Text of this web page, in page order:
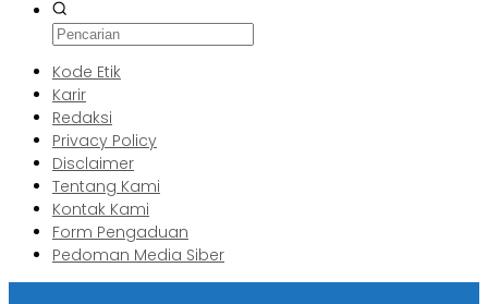
Kode Etik
Karir
Redaksi
Privacy Policy
Disclaimer
Tentang Kami
Kontak Kami
Form Pengaduan
Pedoman Media Siber